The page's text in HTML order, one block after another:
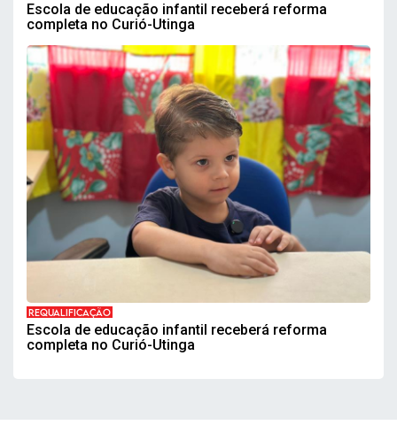
Escola de educação infantil receberá reforma
completa no Curió-Utinga
REQUALIFICAÇÃO
Escola de educação infantil receberá reforma
completa no Curió-Utinga